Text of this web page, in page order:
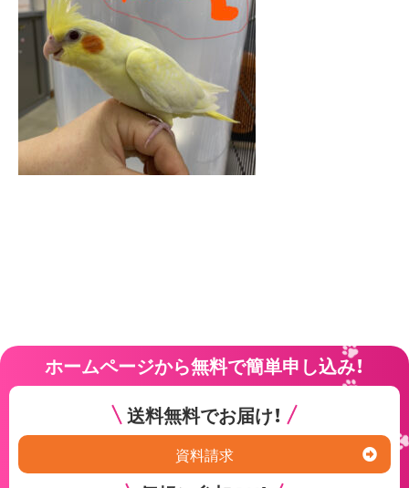
ホームページから無料で簡単申し込み！
送料無料でお届け！
資料請求